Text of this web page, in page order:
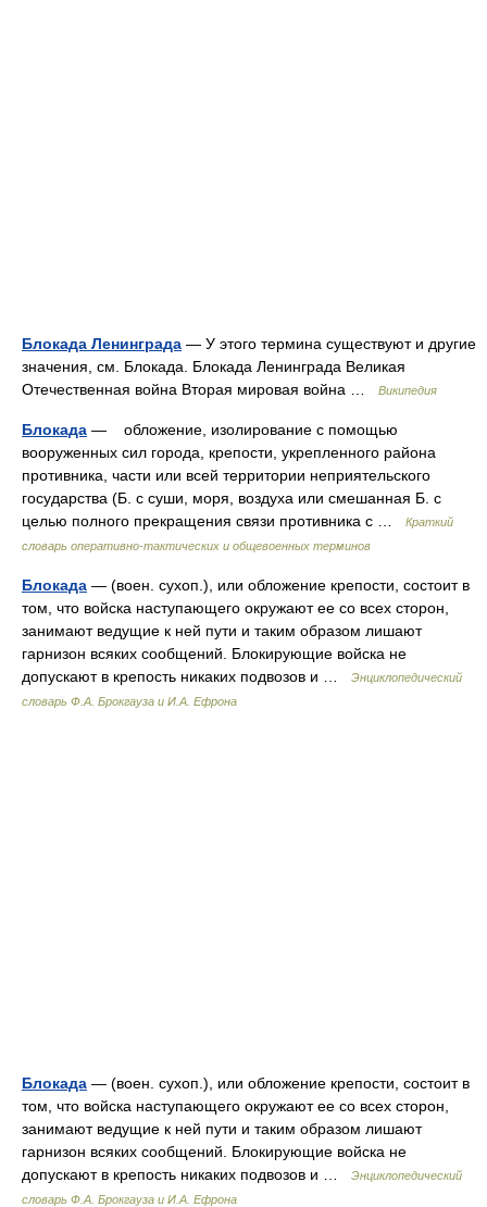
Блокада Ленинграда — У этого термина существуют и другие
значения, см. Блокада. Блокада Ленинграда Великая
Отечественная война Вторая мировая война …
Википедия
Блокада — обложение, изолирование с помощью
вооруженных сил города, крепости, укрепленного района
противника, части или всей территории неприятельского
государства (Б. с суши, моря, воздуха или смешанная Б. с
целью полного прекращения связи противника с …
Краткий
словарь оперативно-тактических и общевоенных терминов
Блокада — (воен. сухоп.), или обложение крепости, состоит в
том, что войска наступающего окружают ее со всех сторон,
занимают ведущие к ней пути и таким образом лишают
гарнизон всяких сообщений. Блокирующие войска не
допускают в крепость никаких подвозов и …
Энциклопедический
словарь Ф.А. Брокгауза и И.А. Ефрона
Блокада — (воен. сухоп.), или обложение крепости, состоит в
том, что войска наступающего окружают ее со всех сторон,
занимают ведущие к ней пути и таким образом лишают
гарнизон всяких сообщений. Блокирующие войска не
допускают в крепость никаких подвозов и …
Энциклопедический
словарь Ф.А. Брокгауза и И.А. Ефрона